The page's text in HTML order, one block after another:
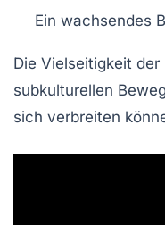
Ein wachsendes
Die Vielseitigkeit der
subkulturellen
sich verbreiten